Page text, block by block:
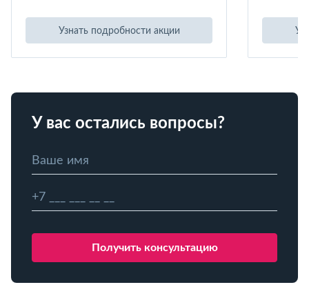
Узнать подробности акции
У вас остались вопросы?